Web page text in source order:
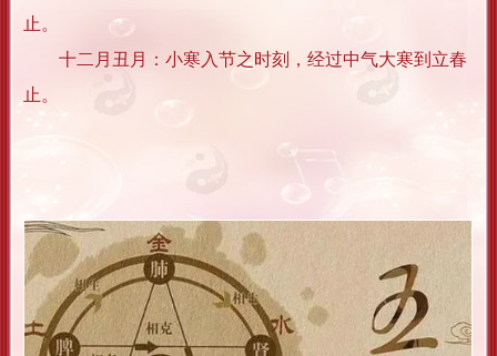
止。
十二月丑月：小寒入节之时刻，经过中气大寒到立春
止。